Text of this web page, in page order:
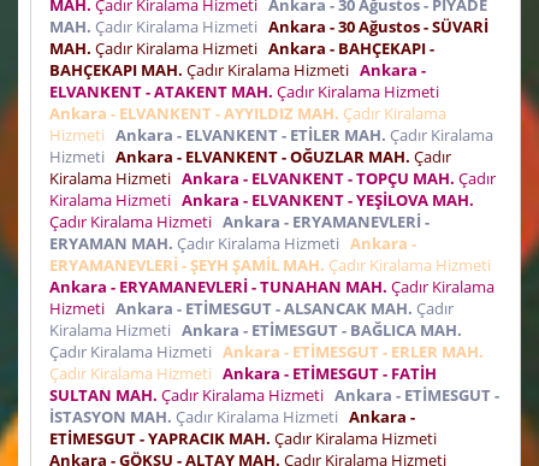
MAH. Çadır Kiralama Hizmeti Ankara - 30 Ağustos - PİYADE
MAH. Çadır Kiralama Hizmeti Ankara - 30 Ağustos - SÜVARİ
MAH. Çadır Kiralama Hizmeti Ankara - BAHÇEKAPI -
BAHÇEKAPI MAH. Çadır Kiralama Hizmeti Ankara -
ELVANKENT - ATAKENT MAH. Çadır Kiralama Hizmeti
Ankara - ELVANKENT - AYYILDIZ MAH. Çadır Kiralama
Hizmeti Ankara - ELVANKENT - ETİLER MAH. Çadır Kiralama
Hizmeti Ankara - ELVANKENT - OĞUZLAR MAH. Çadır
Kiralama Hizmeti Ankara - ELVANKENT - TOPÇU MAH. Çadır
Kiralama Hizmeti Ankara - ELVANKENT - YEŞİLOVA MAH.
Çadır Kiralama Hizmeti Ankara - ERYAMANEVLERİ -
ERYAMAN MAH. Çadır Kiralama Hizmeti Ankara -
ERYAMANEVLERİ - ŞEYH ŞAMİL MAH. Çadır Kiralama Hizmeti
Ankara - ERYAMANEVLERİ - TUNAHAN MAH. Çadır Kiralama
Hizmeti Ankara - ETİMESGUT - ALSANCAK MAH. Çadır
Kiralama Hizmeti Ankara - ETİMESGUT - BAĞLICA MAH.
Çadır Kiralama Hizmeti Ankara - ETİMESGUT - ERLER MAH.
Çadır Kiralama Hizmeti Ankara - ETİMESGUT - FATİH
SULTAN MAH. Çadır Kiralama Hizmeti Ankara - ETİMESGUT -
İSTASYON MAH. Çadır Kiralama Hizmeti Ankara -
ETİMESGUT - YAPRACIK MAH. Çadır Kiralama Hizmeti
Ankara - GÖKSU - ALTAY MAH. Çadır Kiralama Hizmeti